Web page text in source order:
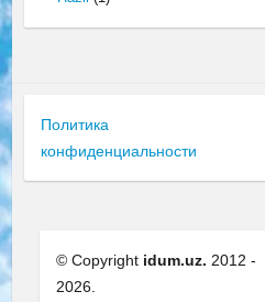
Политика
конфиденциальности
© Copyright idum.uz. 2012 -
2026.